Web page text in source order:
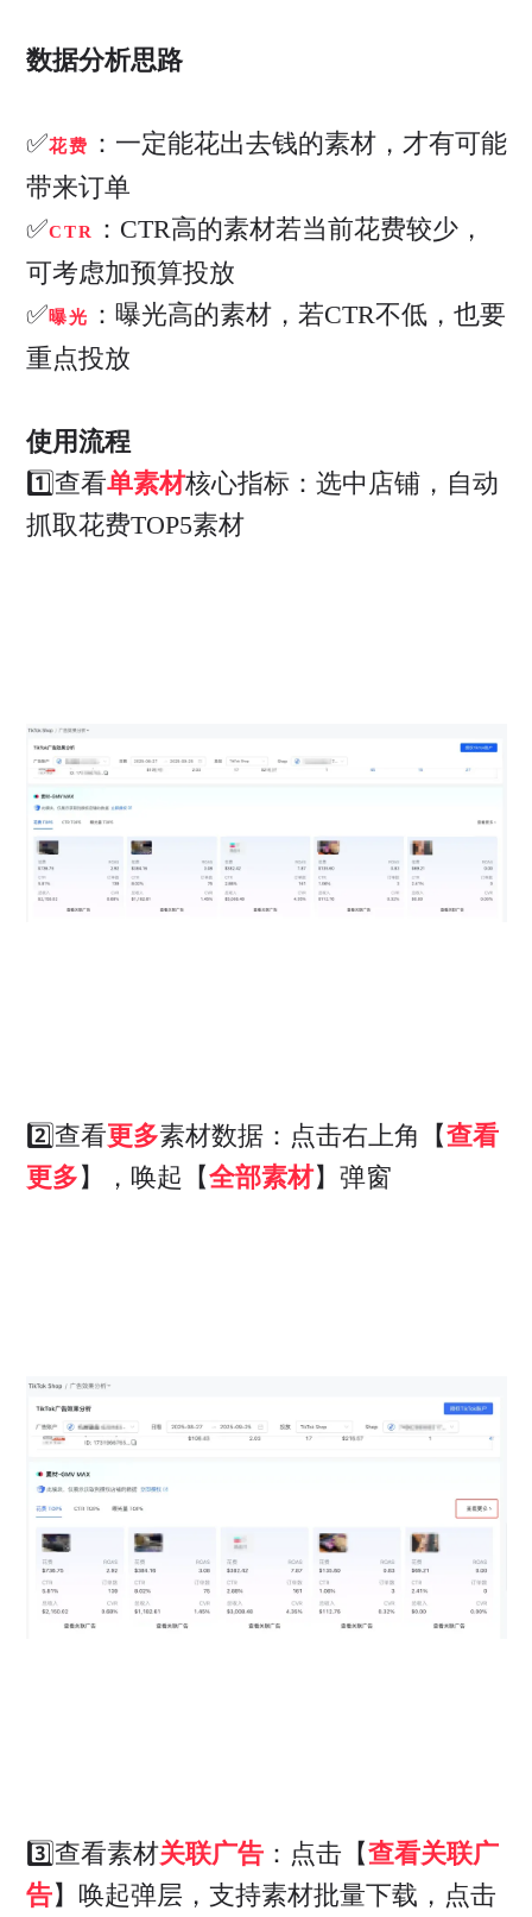
数据分析思路
✅花费
：一定能花出去钱的素材，才有可能
带来订单
✅CTR
：CTR高的素材若当前花费较少，
可考虑加预算投放
✅曝光
：曝光高的素材，若CTR不低，也要
重点投放
使用流程
1️⃣查看单素材核心指标：选中店铺，自动
抓取花费TOP5素材
2️⃣查看更多素材数据：点击右上角【查看
更多 】，唤起【全部素材】弹窗
3️⃣查看素材关联广告：点击【查看关联广
告】唤起弹层，支持素材批量下载，点击